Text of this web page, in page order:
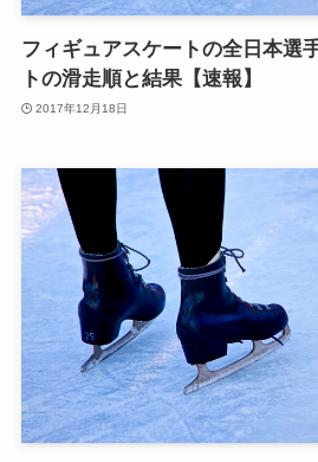
フィギュアスケートの全日本
トの滑走順と結果【速報】
2017年12月18日